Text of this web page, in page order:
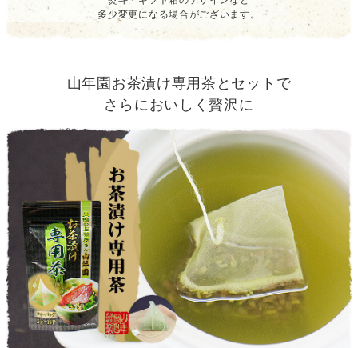
多少変更になる場合がございます。
山年園お茶漬け専用茶とセットで
さらにおいしく贅沢に